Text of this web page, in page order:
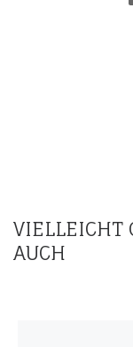
VIELLEICHT
AUCH